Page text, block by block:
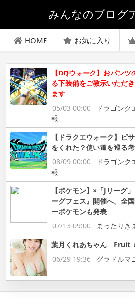
みんなのブログ
HOME お気に入り
【DQウォーク】おパン
る下装備をご教示いただ
ます
05/03 00:00
ドラゴンク
報
【ドラクエウォーク】ピ
をくれた？使い道を巡る
08/09 00:00
ドラゴンク
報
【ポケモン】×「Jリーグ
ーグフェス』開催へ。全
ーポケモンも発表
07/13 09:00
まったりき
葉月くれあちゃん Fruit
06/29 19:36
グラドルマ